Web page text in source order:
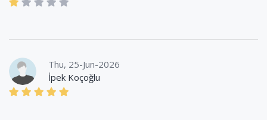
Thu, 25-Jun-2026
İpek Koçoğlu